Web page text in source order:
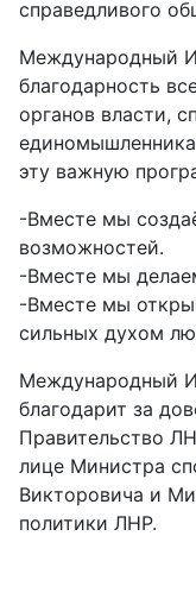
справедливого
Международный
благодарность
органов власти,
эту важную
-Вместе мы
возможностей.
-Вместе мы
-Вместе мы
сильных духом
Международный
благодарит за
Правительство
лице Министра
Викторовича и
политики ЛНР.